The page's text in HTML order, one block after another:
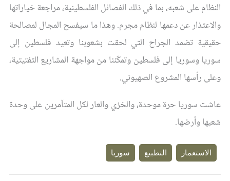
النظام على شعبه، بما في ذلك الفصائل الفلسطينية، مراجعة خياراتها
والاعتذار عن دعمها لنظام مجرم. وهذا ما سيفسح المجال لمصالحة
حقيقية تضمد الجراح التي لحقت بشعوبنا وتعيد فلسطين إلى
سوريا وسوريا إلى فلسطين وتمكّننا من مواجهة المشاريع التفتيتية،
وعلى رأسها المشروع الصهيوني.
عاشت سوريا حرة موحدة، والخزي والعار لكل المتآمرين على وحدة
شعبها وأرضها.
الاستعمار التطبيع سوريا